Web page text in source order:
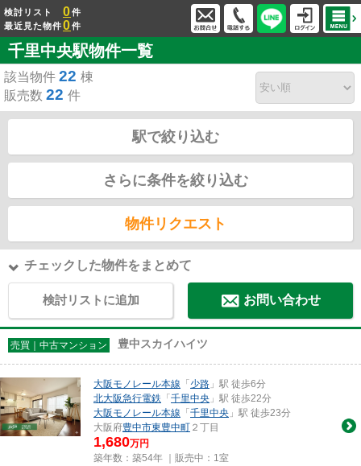
検討リスト 0件
最近見た物件0件
千里中央駅物件一覧
該当物件 22 棟
販売数 22 件
駅で絞り込む
さらに条件を絞り込む
物件リクエスト
チェックした物件をまとめて
検討リストに追加 お問い合わせ
売買｜中古マンション 豊中スカイハイツ
大阪モノレール本線 「 少路 」駅 徒歩6分
北大阪急行電鉄 「 千里中央 」駅 徒歩22分
大阪モノレール本線 「 千里中央 」駅 徒歩23分
大阪府豊中市東豊中町 ２丁目
1,680万円
築年数：築54年 ｜販売中： 1室